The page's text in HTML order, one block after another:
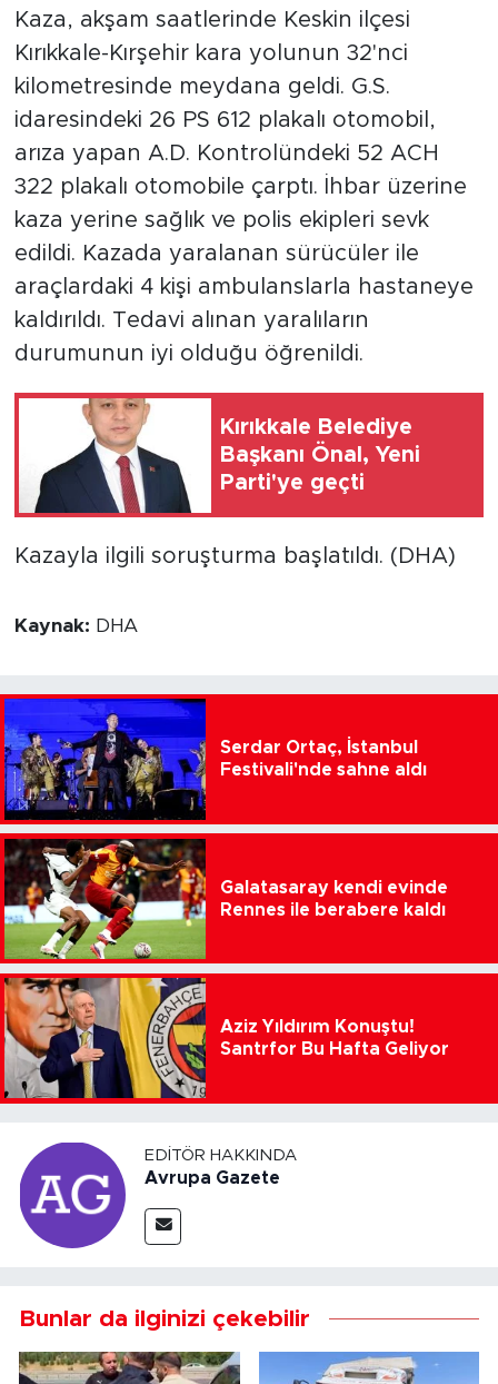
Kaza, akşam saatlerinde Keskin ilçesi
Kırıkkale-Kırşehir kara yolunun 32'nci
kilometresinde meydana geldi. G.S.
idaresindeki 26 PS 612 plakalı otomobil,
arıza yapan A.D. Kontrolündeki 52 ACH
322 plakalı otomobile çarptı. İhbar üzerine
kaza yerine sağlık ve polis ekipleri sevk
edildi. Kazada yaralanan sürücüler ile
araçlardaki 4 kişi ambulanslarla hastaneye
kaldırıldı. Tedavi alınan yaralıların
durumunun iyi olduğu öğrenildi.
Kırıkkale Belediye
Başkanı Önal, Yeni
Parti'ye geçti
Kazayla ilgili soruşturma başlatıldı. (DHA)
Kaynak: DHA
Serdar Ortaç, İstanbul
Festivali'nde sahne aldı
Galatasaray kendi evinde
Rennes ile berabere kaldı
Aziz Yıldırım Konuştu!
Santrfor Bu Hafta Geliyor
EDITÖR HAKKINDA
Avrupa Gazete
Bunlar da ilginizi çekebilir